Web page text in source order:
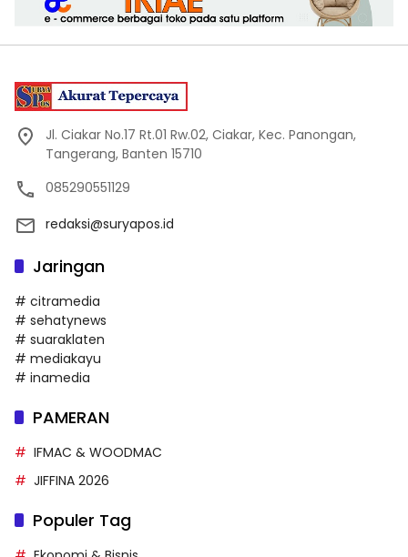
Jl. Ciakar No.17 Rt.01 Rw.02, Ciakar, Kec. Panongan,
Tangerang, Banten 15710
085290551129
redaksi@suryapos.id
Jaringan
# citramedia
# sehatynews
# suaraklaten
# mediakayu
# inamedia
PAMERAN
IFMAC & WOODMAC
JIFFINA 2026
Populer Tag